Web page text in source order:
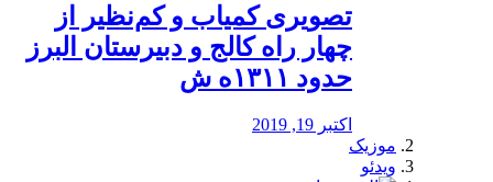
️تصویری کمیاب و کم‌نظیر از
چهار راه كالج و دبيرستان البرز
حدود ۱۳۱۱ه ش
اکتبر 19, 2019
موزیک
ویدئو